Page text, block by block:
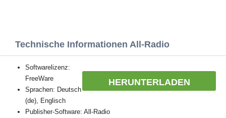
Technische Informationen All-Radio
HERUNTERLADEN
Softwarelizenz:
FreeWare
Sprachen: Deutsch
(de), Englisch
Publisher-Software: All-Radio